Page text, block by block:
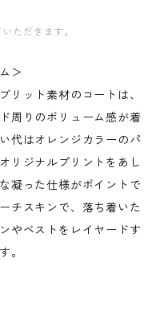
ただきます。
＞
リット素材のコートは、
周りのボリューム感が着
代はオレンジカラーのパ
リジナルプリントをあし
凝った仕様がポイントで
チスキンで、落ち着いた
やベストをレイヤードす
。